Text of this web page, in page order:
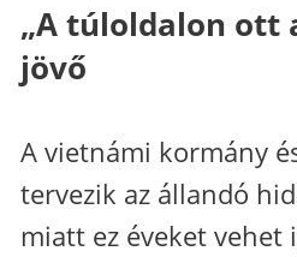
„A túloldalon ott
jövő
A vietnámi kormány
tervezik az állandó
miatt ez éveket vehet